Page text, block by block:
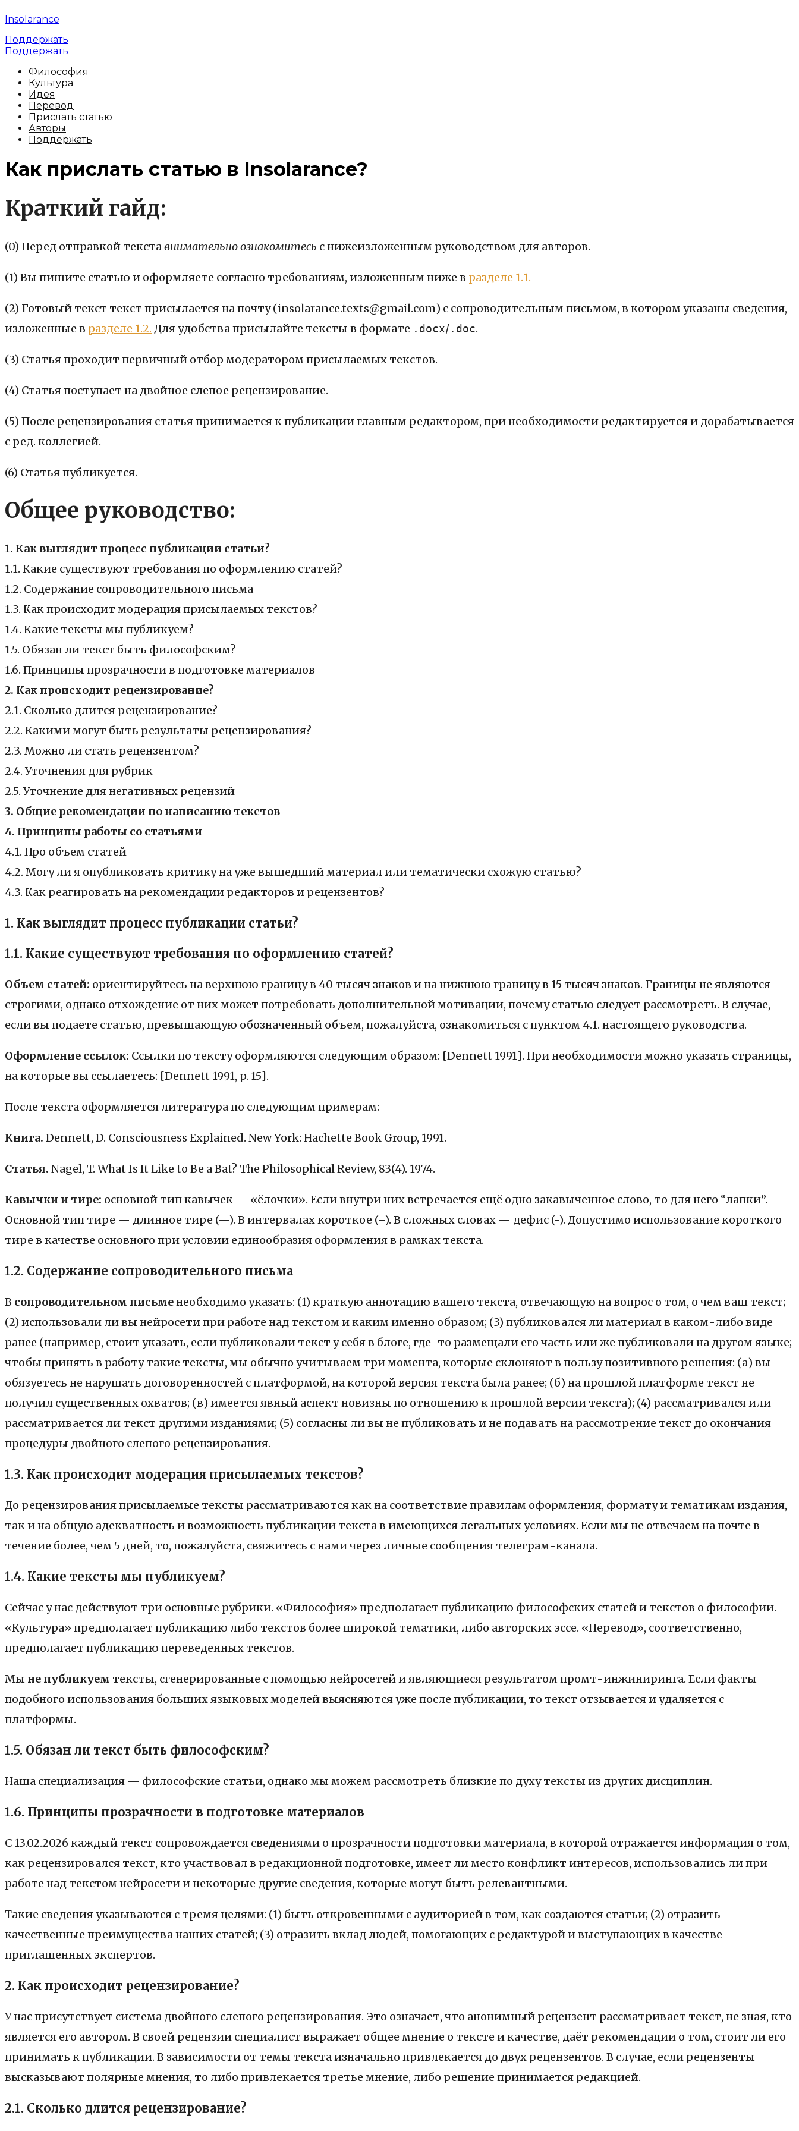
Insolarance
Поддержать
Поддержать
Философия
Культура
Идея
Перевод
Прислать статью
Авторы
Поддержать
Как прислать статью в Insolarance?
Краткий гайд:
(0) Перед отправкой текставнимательно ознакомитесь с нижеизложенным руководством для авторов.
(1) Вы пишите статью и оформляете согласно требованиям, изложенным ниже в разделе 1.1.
(2) Готовый текст текст присылается на почту (insolarance.texts@gmail.com) с сопроводительным письмом, в котором указаны сведения,
изложенные в разделе 1.2. Для удобства присылайте тексты в формате .docx/.doc.
(3) Статья проходит первичный отбор модератором присылаемых текстов.
(4) Статья поступает на двойное слепое рецензирование.
(5) После рецензирования статья принимается к публикации главным редактором, при необходимости редактируется и дорабатывается
с ред. коллегией.
(6) Статья публикуется.
Общее руководство:
1. Как выглядит процесс публикации статьи?
1.1. Какие существуют требования по оформлению статей?
1.2. Содержание сопроводительного письма
1.3. Как происходит модерация присылаемых текстов?
1.4. Какие тексты мы публикуем?
1.5. Обязан ли текст быть философским?
1.6. Принципы прозрачности в подготовке материалов
2. Как происходит рецензирование?
2.1. Сколько длится рецензирование?
2.2. Какими могут быть результаты рецензирования?
2.3. Можно ли стать рецензентом?
2.4. Уточнения для рубрик
2.5. Уточнение для негативных рецензий
3. Общие рекомендации по написанию текстов
4. Принципы работы со статьями
4.1. Про объем статей
4.2. Могу ли я опубликовать критику на уже вышедший материал или тематически схожую статью?
4.3. Как реагировать на рекомендации редакторов и рецензентов?
1. Как выглядит процесс публикации статьи?
1.1. Какие существуют требования по оформлению статей?
Объем статей: ориентируйтесь на верхнюю границу в 40 тысяч знаков и на нижнюю границу в 15 тысяч знаков. Границы не являются
строгими, однако отхождение от них может потребовать дополнительной мотивации, почему статью следует рассмотреть. В случае,
если вы подаете статью, превышающую обозначенный объем, пожалуйста, ознакомиться с пунктом 4.1. настоящего руководства.
Оформление ссылок: Ссылки по тексту оформляются следующим образом: [Dennett 1991]. При необходимости можно указать страницы,
на которые вы ссылаетесь: [Dennett 1991, p. 15].
После текста оформляется литература по следующим примерам:
Книга. Dennett, D. Consciousness Explained. New York: Hachette Book Group, 1991.
Статья. Nagel, T. What Is It Like to Be a Bat? The Philosophical Review, 83(4). 1974.
Кавычки и тире: основной тип кавычек — «ёлочки». Если внутри них встречается ещё одно закавыченное слово, то для него “лапки”.
Основной тип тире — длинное тире (—). В интервалах короткое (–). В сложных словах — дефис (-). Допустимо использование короткого
тире в качестве основного при условии единообразия оформления в рамках текста.
1.2. Содержание сопроводительного письма
В сопроводительном письменеобходимо указать: (1) краткую аннотацию вашего текста, отвечающую на вопрос о том, о чем ваш текст;
(2) использовали ли вы нейросети при работе над текстом и каким именно образом; (3) публиковался ли материал в каком-либо виде
ранее (например, стоит указать, если публиковали текст у себя в блоге, где-то размещали его часть или же публиковали на другом языке;
чтобы принять в работу такие тексты, мы обычно учитываем три момента, которые склоняют в пользу позитивного решения: (а) вы
обязуетесь не нарушать договоренностей с платформой, на которой версия текста была ранее; (б) на прошлой платформе текст не
получил существенных охватов; (в) имеется явный аспект новизны по отношению к прошлой версии текста); (4) рассматривался или
рассматривается ли текст другими изданиями; (5) согласны ли вы не публиковать и не подавать на рассмотрение текст до окончания
процедуры двойного слепого рецензирования.
1.3. Как происходит модерация присылаемых текстов?
До рецензирования присылаемые тексты рассматриваются как на соответствие правилам оформления, формату и тематикам издания,
так и на общую адекватность и возможность публикации текста в имеющихся легальных условиях. Если мы не отвечаем на почте в
течение более, чем 5 дней, то, пожалуйста, свяжитесь с нами через личные сообщения телеграм-канала.
1.4. Какие тексты мы публикуем?
Сейчас у нас действуют три основные рубрики. «Философия» предполагает публикацию философских статей и текстов о философии.
«Культура» предполагает публикацию либо текстов более широкой тематики, либо авторских эссе. «Перевод», соответственно,
предполагает публикацию переведенных текстов.
Мы не публикуем тексты, сгенерированные с помощью нейросетей и являющиеся результатом промт-инжиниринга. Если факты
подобного использования больших языковых моделей выясняются уже после публикации, то текст отзывается и удаляется с
платформы.
1.5. Обязан ли текст быть философским?
Наша специализация — философские статьи, однако мы можем рассмотреть близкие по духу тексты из других дисциплин.
1.6. Принципы прозрачности в подготовке материалов
С 13.02.2026 каждый текст сопровождается сведениями о прозрачности подготовки материала, в которой отражается информация о том,
как рецензировался текст, кто участвовал в редакционной подготовке, имеет ли место конфликт интересов, использовались ли при
работе над текстом нейросети и некоторые другие сведения, которые могут быть релевантными.
Такие сведения указываются с тремя целями: (1) быть откровенными с аудиторией в том, как создаются статьи; (2) отразить
качественные преимущества наших статей; (3) отразить вклад людей, помогающих с редактурой и выступающих в качестве
приглашенных экспертов.
2. Как происходит рецензирование?
У нас присутствует система двойного слепого рецензирования. Это означает, что анонимный рецензент рассматривает текст, не зная, кто
является его автором. В своей рецензии специалист выражает общее мнение о тексте и качестве, даёт рекомендации о том, стоит ли его
принимать к публикации. В зависимости от темы текста изначально привлекается до двух рецензентов. В случае, если рецензенты
высказывают полярные мнения, то либо привлекается третье мнение, либо решение принимается редакцией.
2.1. Сколько длится рецензирование?